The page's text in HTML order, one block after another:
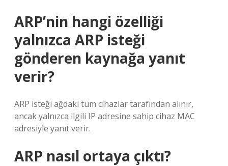
ARP’nin hangi özelliği
yalnızca ARP isteği
gönderen kaynağa yanıt
verir?
ARP isteği ağdaki tüm cihazlar tarafından alınır,
ancak yalnızca ilgili IP adresine sahip cihaz MAC
adresiyle yanıt verir.
ARP nasıl ortaya çıktı?